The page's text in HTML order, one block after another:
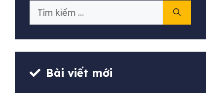
Tìm
Bài viết mới